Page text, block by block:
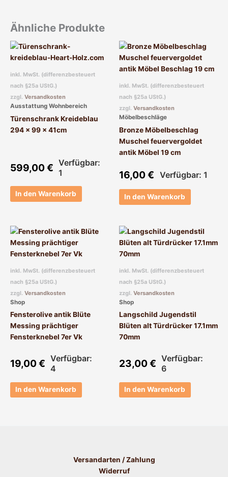
Ähnliche Produkte
inkl. MwSt. (differenzbesteuert
nach §25a UStG.)
zzgl. Versandkosten
Ausstattung Wohnbereich
Türenschrank Kreideblau
294 x 99 x 41cm
599,00€ Verfügbar:
1
In den Warenkorb
inkl. MwSt. (differenzbesteuert
nach §25a UStG.)
zzgl. Versandkosten
Möbelbeschläge
Bronze Möbelbeschlag
Muschel feuervergoldet
antik Möbel 19 cm
16,00€ Verfügbar: 1
In den Warenkorb
inkl. MwSt. (differenzbesteuert
nach §25a UStG.)
zzgl. Versandkosten
Shop
Fensterolive antik Blüte
Messing prächtiger
Fensterknebel 7er Vk
19,00€ Verfügbar:
4
In den Warenkorb
inkl. MwSt. (differenzbesteuert
nach §25a UStG.)
zzgl. Versandkosten
Shop
Langschild Jugendstil
Blüten alt Türdrücker 17.1mm
70mm
23,00€ Verfügbar:
6
In den Warenkorb
Versandarten / Zahlung
Widerruf